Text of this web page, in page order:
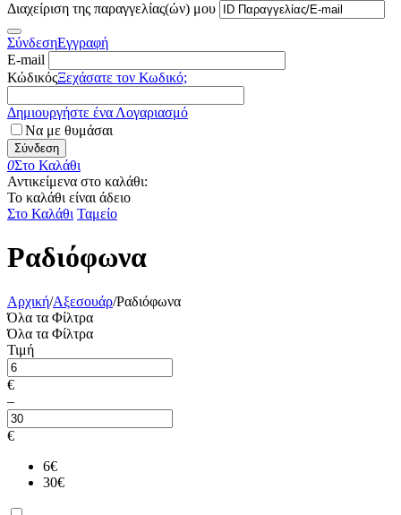
Διαχείριση της παραγγελίας(ών) μου
ΣύνδεσηΕγγραφή
E-mail
ΚώδικόςΞεχάσατε τον Κωδικό;
Δημιουργήστε ένα Λογαριασμό
Να με θυμάσαι
Σύνδεση
0Στο Καλάθι
Αντικείμενα στο καλάθι:
Το καλάθι είναι άδειο
Στο Καλάθι Ταμείο
Ραδιόφωνα
Αρχική/Αξεσουάρ/Ραδιόφωνα
Όλα τα Φίλτρα
Όλα τα Φίλτρα
Τιμή
€
–
€
6€
30€